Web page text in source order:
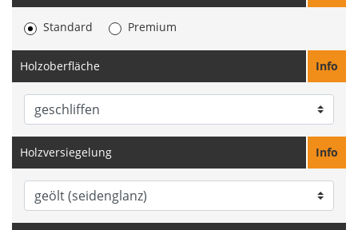
Standard Premium
Holzoberfläche Info
Holzversiegelung Info